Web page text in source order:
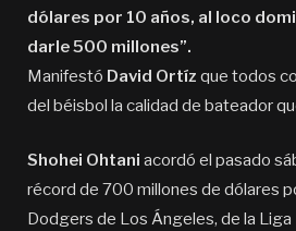
dólares por 10 años, al loco
darle 500 millones”.
Manifestó David Ortíz que todos
del béisbol la calidad de bateador
Shohei Ohtani acordó el pasado
récord de 700 millones de dólares
Dodgers de Los Ángeles, de la Liga